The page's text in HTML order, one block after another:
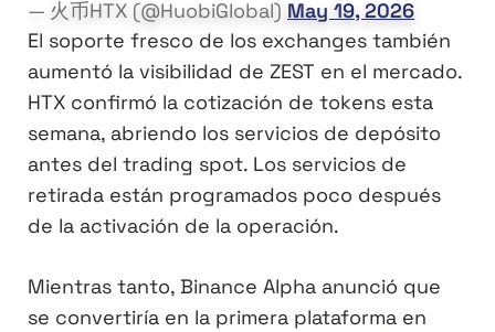
— 火币HTX (@HuobiGlobal) May 19, 2026
El soporte fresco de los exchanges también
aumentó la visibilidad de ZEST en el mercado.
HTX confirmó la cotización de tokens esta
semana, abriendo los servicios de depósito
antes del trading spot. Los servicios de
retirada están programados poco después
de la activación de la operación.
Mientras tanto, Binance Alpha anunció que
se convertiría en la primera plataforma en